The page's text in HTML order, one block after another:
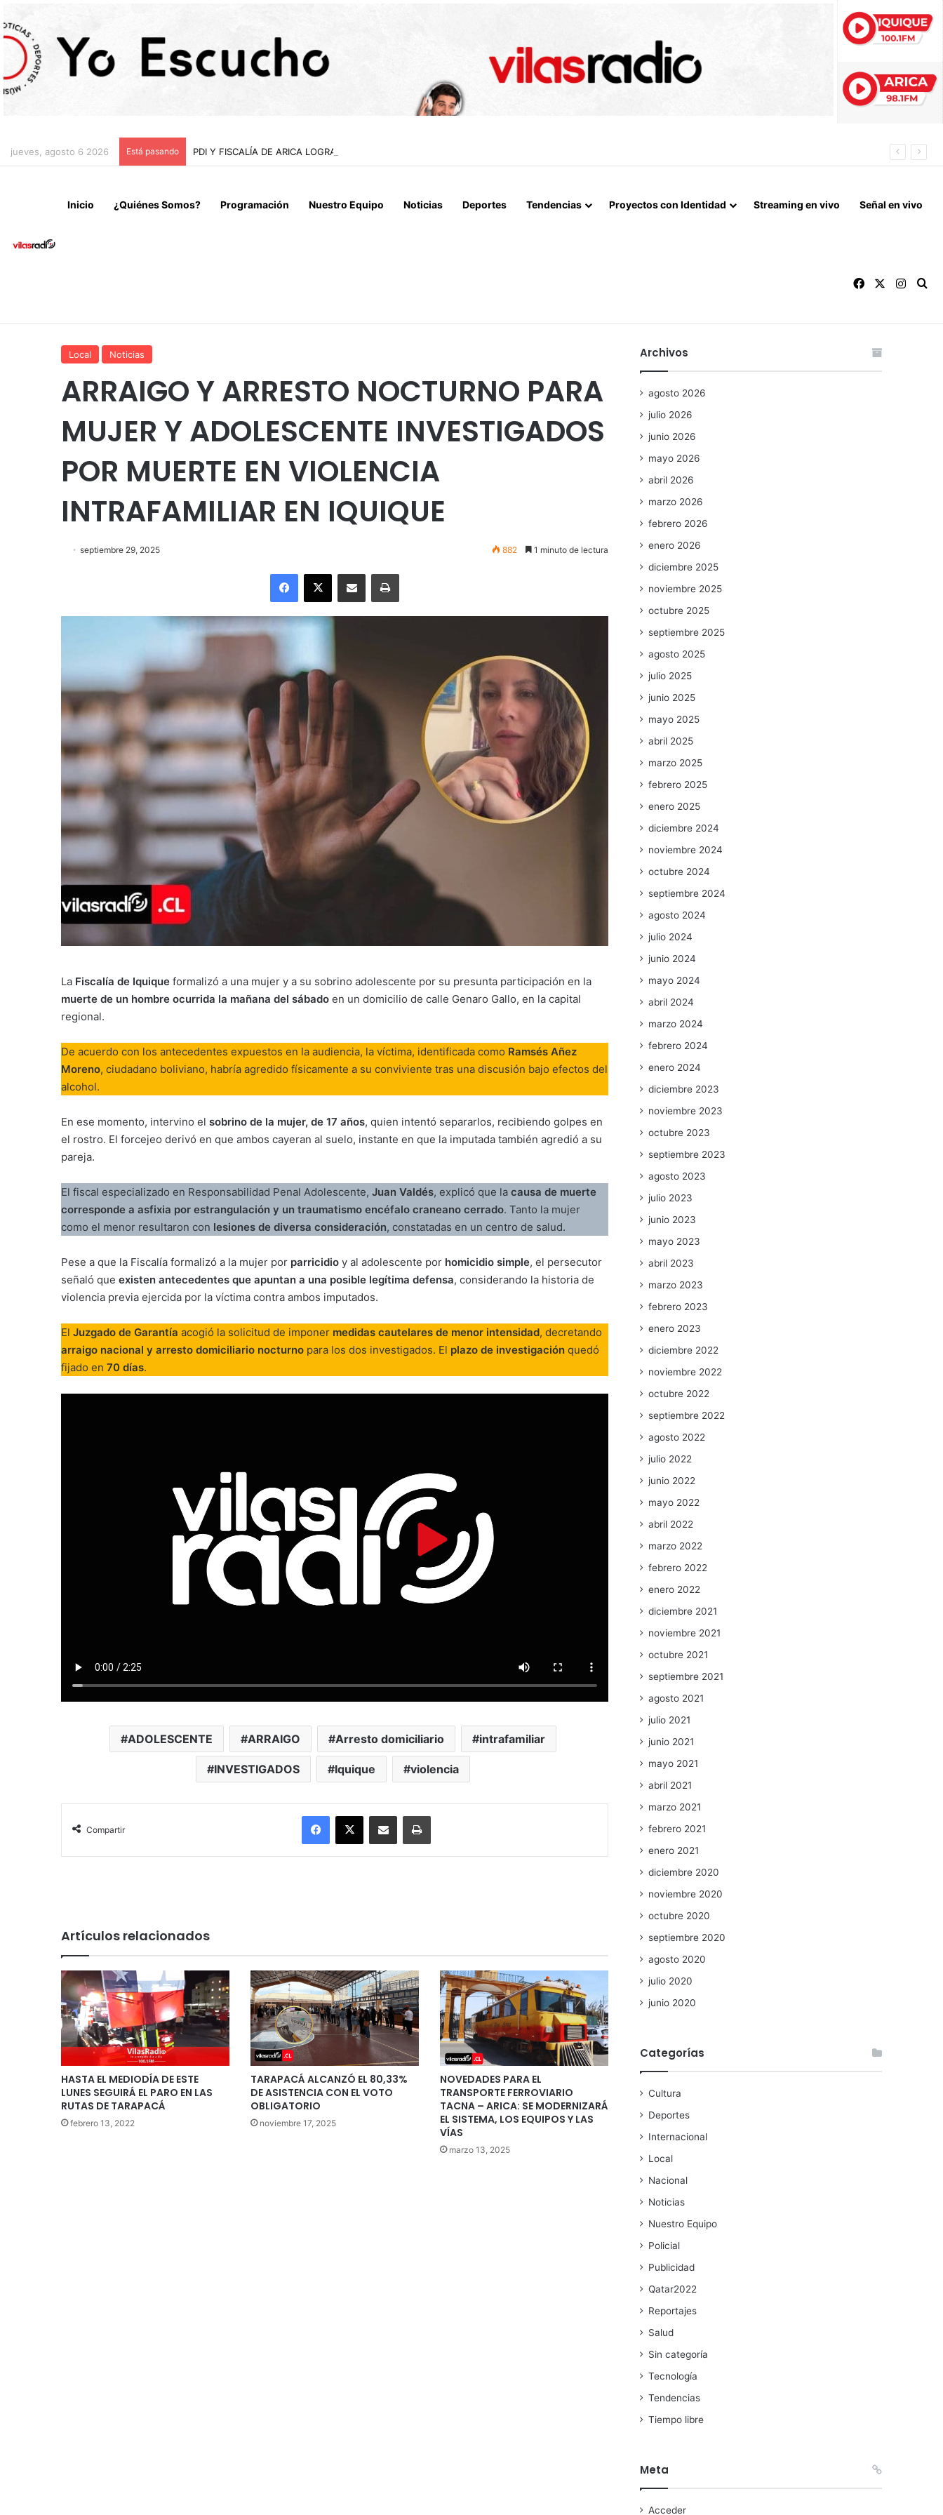
jueves, agosto 6 2026 Está pasando PDI Y FISCALÍA DE ARICA LOGRAN INCAUTAR 28 KILOS DE MARIHUANA OCULTOS EN UN CAMIÓN DE ALTO TONELAJE EN CHUNGARÁ
Inicio ¿Quiénes Somos? Programación Nuestro Equipo Noticias Deportes Tendencias Proyectos con Identidad Streaming en vivo Señal en vivo
Facebook
Local Noticias
ARRAIGO Y ARRESTO NOCTURNO PARA
MUJER Y ADOLESCENTE INVESTIGADOS
POR MUERTE EN VIOLENCIA
INTRAFAMILIAR EN IQUIQUE
septiembre 29, 2025 882 1 minuto de lectura
Facebook
X Enviar vía email Imprimir
La Fiscalía de Iquique formalizó a una mujer y a su sobrino adolescente por su presunta participación en la
muerte de un hombre ocurrida la mañana del sábado en un domicilio de calle Genaro Gallo, en la capital
regional.
De acuerdo con los antecedentes expuestos en la audiencia, la víctima, identificada como Ramsés Añez
Moreno, ciudadano boliviano, habría agredido físicamente a su conviviente tras una discusión bajo efectos del
alcohol.
En ese momento, intervino el sobrino de la mujer, de 17 años, quien intentó separarlos, recibiendo golpes en
el rostro. El forcejeo derivó en que ambos cayeran al suelo, instante en que la imputada también agredió a su
pareja.
El fiscal especializado en Responsabilidad Penal Adolescente, Juan Valdés, explicó que la causa de muerte
corresponde a asfixia por estrangulación y un traumatismo encéfalo craneano cerrado. Tanto la mujer
como el menor resultaron con lesiones de diversa consideración, constatadas en un centro de salud.
Pese a que la Fiscalía formalizó a la mujer por parricidio y al adolescente por homicidio simple, el persecutor
señaló que existen antecedentes que apuntan a una posible legítima defensa, considerando la historia de
violencia previa ejercida por la víctima contra ambos imputados.
El Juzgado de Garantía acogió la solicitud de imponer medidas cautelares de menor intensidad, decretando
arraigo nacional y arresto domiciliario nocturno para los dos investigados. El plazo de investigación quedó
fijado en 70 días.
ADOLESCENTE ARRAIGO Arresto domiciliario intrafamiliar
INVESTIGADOS Iquique violencia
Compartir
Facebook
X Enviar vía email Imprimir
Artículos relacionados
HASTA EL MEDIODÍA DE ESTE
LUNES SEGUIRÁ EL PARO EN LAS
RUTAS DE TARAPACÁ
febrero 13, 2022
TARAPACÁ ALCANZÓ EL 80,33%
DE ASISTENCIA CON EL VOTO
OBLIGATORIO
noviembre 17, 2025
NOVEDADES PARA EL
TRANSPORTE FERROVIARIO
TACNA – ARICA: SE MODERNIZARÁ
EL SISTEMA, LOS EQUIPOS Y LAS
VÍAS
marzo 13, 2025
Archivos
agosto 2026
julio 2026
junio 2026
mayo 2026
abril 2026
marzo 2026
febrero 2026
enero 2026
diciembre 2025
noviembre 2025
octubre 2025
septiembre 2025
agosto 2025
julio 2025
junio 2025
mayo 2025
abril 2025
marzo 2025
febrero 2025
enero 2025
diciembre 2024
noviembre 2024
octubre 2024
septiembre 2024
agosto 2024
julio 2024
junio 2024
mayo 2024
abril 2024
marzo 2024
febrero 2024
enero 2024
diciembre 2023
noviembre 2023
octubre 2023
septiembre 2023
agosto 2023
julio 2023
junio 2023
mayo 2023
abril 2023
marzo 2023
febrero 2023
enero 2023
diciembre 2022
noviembre 2022
octubre 2022
septiembre 2022
agosto 2022
julio 2022
junio 2022
mayo 2022
abril 2022
marzo 2022
febrero 2022
enero 2022
diciembre 2021
noviembre 2021
octubre 2021
septiembre 2021
agosto 2021
julio 2021
junio 2021
mayo 2021
abril 2021
marzo 2021
febrero 2021
enero 2021
diciembre 2020
noviembre 2020
octubre 2020
septiembre 2020
agosto 2020
julio 2020
junio 2020
Categorías
Cultura
Deportes
Internacional
Local
Nacional
Noticias
Nuestro Equipo
Policial
Publicidad
Qatar2022
Reportajes
Salud
Sin categoría
Tecnología
Tendencias
Tiempo libre
Meta
Acceder